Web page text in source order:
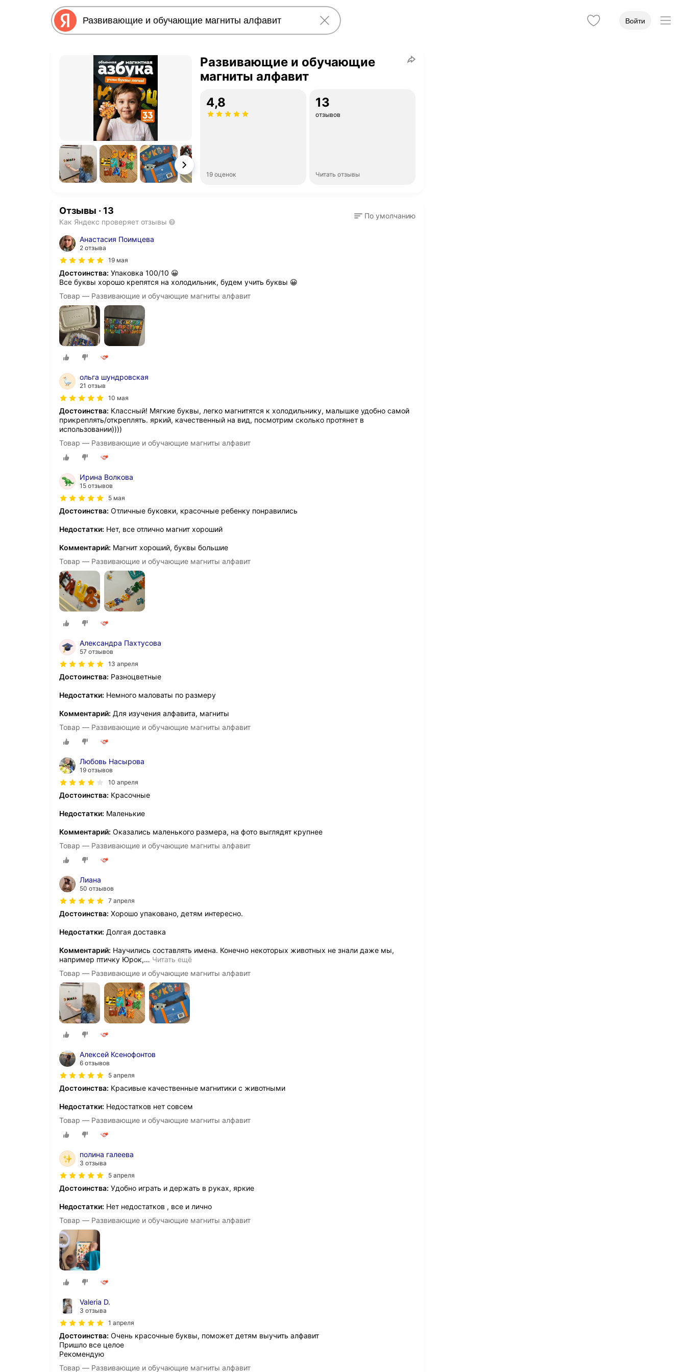
Войти
Развивающие и обучающие
магниты алфавит
4,8
19 оценок
13
отзывов
Читать отзывы
Отзывы · 13
Как Яндекс проверяет отзывы
По умолчанию
Анастасия Поимцева
2 отзыва
19 мая
Достоинства: Упаковка 100/10 😀
Все буквы хорошо крепятся на холодильник, будем учить буквы 😀
Товар — Развивающие и обучающие магниты алфавит
ольга шундровская
21 отзыв
10 мая
Достоинства: Классный! Мягкие буквы, легко магнитятся к холодильнику, малышке удобно самой
прикреплять/откреплять. яркий, качественный на вид, посмотрим сколько протянет в
использовании))))
Товар — Развивающие и обучающие магниты алфавит
Ирина Волкова
15 отзывов
5 мая
Достоинства: Отличные буковки, красочные ребенку понравились
Недостатки: Нет, все отлично магнит хороший
Комментарий: Магнит хороший, буквы большие
Товар — Развивающие и обучающие магниты алфавит
Александра Пахтусова
57 отзывов
13 апреля
Достоинства: Разноцветные
Недостатки: Немного маловаты по размеру
Комментарий: Для изучения алфавита, магниты
Товар — Развивающие и обучающие магниты алфавит
Любовь Насырова
19 отзывов
10 апреля
Достоинства: Красочные
Недостатки: Маленькие
Комментарий: Оказались маленького размера, на фото выглядят крупнее
Товар — Развивающие и обучающие магниты алфавит
Лиана
50 отзывов
7 апреля
Достоинства: Хорошо упаковано, детям интересно.
Недостатки: Долгая доставка
Комментарий: Научились составлять имена. Конечно некоторых животных не знали даже мы,
например птичку Юрок,… Читать ещё
Товар — Развивающие и обучающие магниты алфавит
Алексей Ксенофонтов
6 отзывов
5 апреля
Достоинства: Красивые качественные магнитики с животными
Недостатки: Недостатков нет совсем
Товар — Развивающие и обучающие магниты алфавит
полина галеева
3 отзыва
5 апреля
Достоинства: Удобно играть и держать в руках, яркие
Недостатки: Нет недостатков , все и лично
Товар — Развивающие и обучающие магниты алфавит
Valeria D.
3 отзыва
1 апреля
Достоинства: Очень красочные буквы, поможет детям выучить алфавит
Пришло все целое
Рекомендую
Товар — Развивающие и обучающие магниты алфавит